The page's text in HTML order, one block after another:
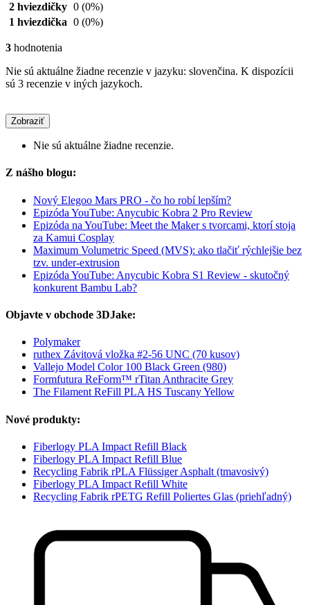
2 hviezdičky 0 (0%)
1 hviezdička 0 (0%)
3 hodnotenia
Nie sú aktuálne žiadne recenzie v jazyku: slovenčina. K dispozícii
sú 3 recenzie v iných jazykoch.
Zobraziť
Nie sú aktuálne žiadne recenzie.
Z nášho blogu:
Nový Elegoo Mars PRO - čo ho robí lepším?
Epizóda YouTube: Anycubic Kobra 2 Pro Review
Epizóda na YouTube: Meet the Maker s tvorcami, ktorí stoja
za Kamui Cosplay
Maximum Volumetric Speed (MVS): ako tlačiť rýchlejšie bez
tzv. under-extrusion
Epizóda YouTube: Anycubic Kobra S1 Review - skutočný
konkurent Bambu Lab?
Objavte v obchode 3DJake:
Polymaker
ruthex Závitová vložka #2-56 UNC (70 kusov)
Vallejo Model Color 100 Black Green (980)
Formfutura ReForm™ rTitan Anthracite Grey
The Filament ReFill PLA HS Tuscany Yellow
Nové produkty:
Fiberlogy PLA Impact Refill Black
Fiberlogy PLA Impact Refill Blue
Recycling Fabrik rPLA Flüssiger Asphalt (tmavosivý)
Fiberlogy PLA Impact Refill White
Recycling Fabrik rPETG Refill Poliertes Glas (priehľadný)